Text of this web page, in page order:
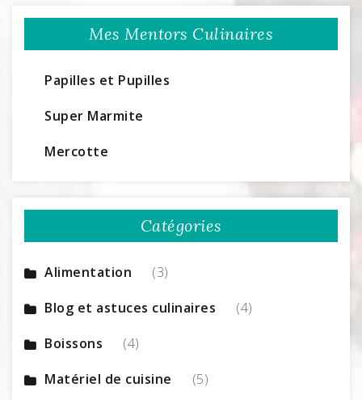
Mes Mentors Culinaires
Papilles et Pupilles
Super Marmite
Mercotte
Catégories
Alimentation
(3)
Blog et astuces culinaires
(4)
Boissons
(4)
Matériel de cuisine
(5)